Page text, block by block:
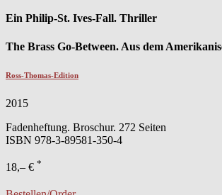
Ein Philip-St. Ives-Fall. Thriller
The Brass Go-Between. Aus dem
Ross-Thomas-Edition
2015
Fadenheftung. Broschur. 272 Seiten
ISBN 978-3-89581-350-4
18,– € *